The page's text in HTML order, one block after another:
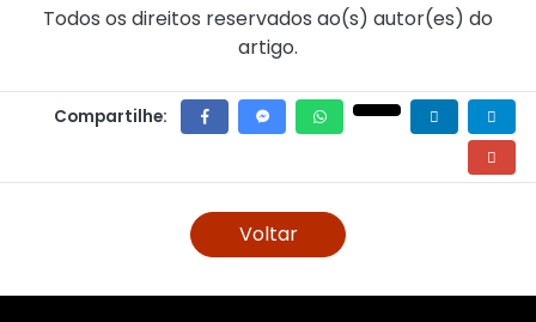
Todos os direitos reservados ao(s) autor(es) do
artigo.
Compartilhe:
Voltar